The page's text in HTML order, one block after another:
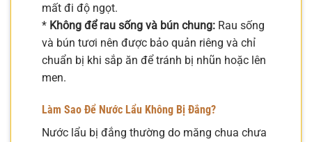
mất đi độ ngọt.
* Không để rau sống và bún chung: Rau sống
và bún tươi nên được bảo quản riêng và chỉ
chuẩn bị khi sắp ăn để tránh bị nhũn hoặc lên
men.
Làm Sao Để Nước Lẩu Không Bị Đắng?
Nước lẩu bị đắng thường do măng chua chưa